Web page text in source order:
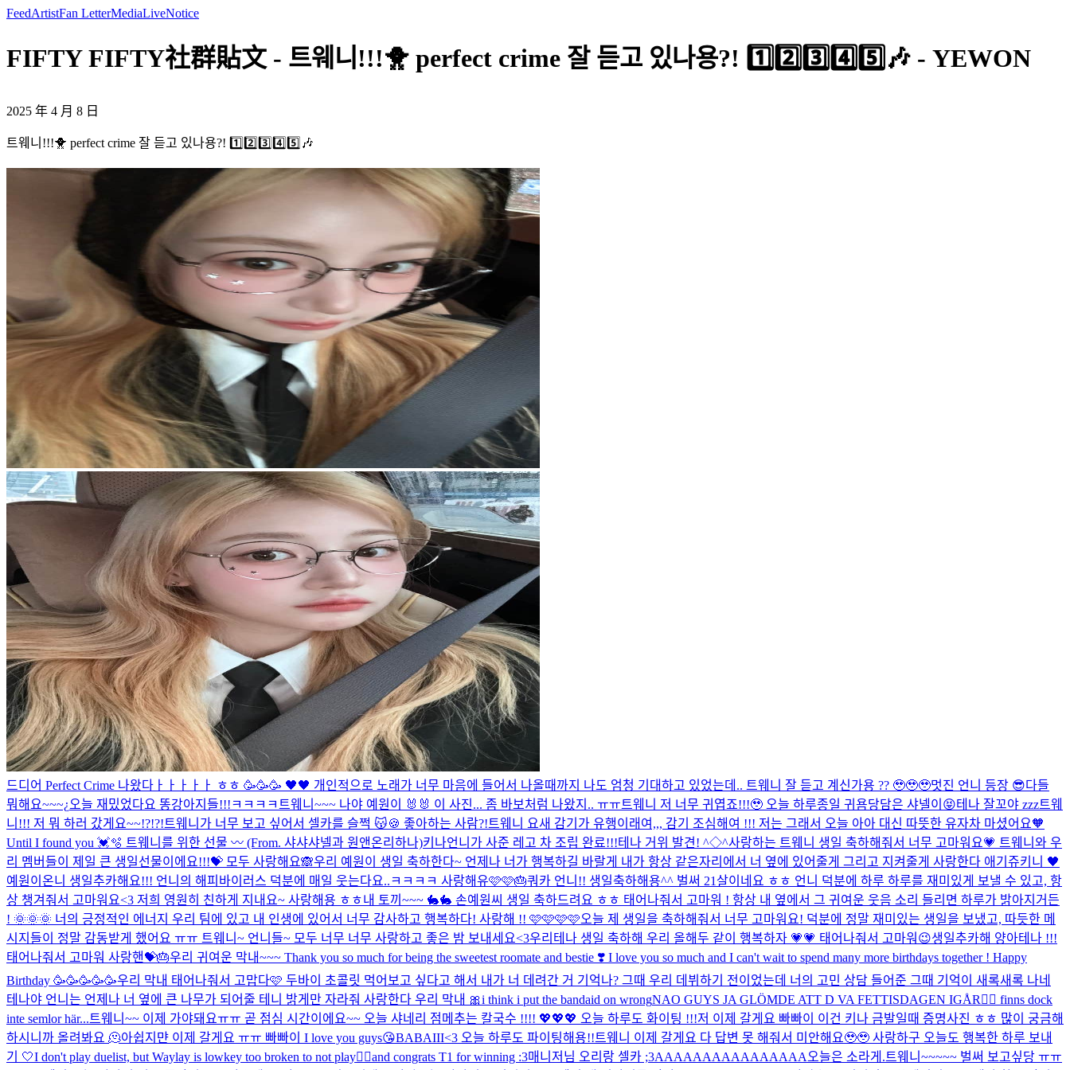
FeedArtistFan LetterMediaLiveNotice
FIFTY FIFTY社群貼文 - 트웨니!!!🐥 perfect crime 잘 듣고 있나용?! 1️⃣2️⃣3️⃣4️⃣5️⃣🎶 - YEWON
2025 年 4 月 8 日
트웨니!!!🐥 perfect crime 잘 듣고 있나용?! 1️⃣2️⃣3️⃣4️⃣5️⃣🎶
드디어 Perfect Crime 나왔다ㅏㅏㅏㅏㅏ ㅎㅎ 🥳🥳🥳 🖤🖤 개인적으로 노래가 너무 마음에 들어서 나올때까지 나도 엄청 기대하고 있었는데.. 트웨니 잘 듣고 계신가용 ?? 🥹🥹🥹멋진 언니 등장 😎다들
뭐해요~~~¿ 오늘 재밌었다요 똥강아지들!!!ㅋㅋㅋㅋ 트웨니~~~ 나야 예원이 🐰🐰 이 사진... 좀 바보처럼 나왔지.. ㅠㅠ트웨니 저 너무 귀엽죠!!!🥹 오늘 하루종일 귀욤당담은 샤넬이😝테나 잘꼬야 zzz트웨
니!!! 저 뭐 하러 갔게요~~!?!?!트웨니가 너무 보고 싶어서 셀카를 슬쩍 😽🍪 좋아하는 사람?!트웨니 요새 감기가 유행이래여,,, 감기 조심해여 !!! 저는 그래서 오늘 아아 대신 따뜻한 유자차 마셨어요🧡
Until I found you 💓🫧 트웨니를 위한 선물 〰️ (From. 샤샤샤넬과 원앤온리하나)키나언니가 사준 레고 차 조립 완료!!!테나 거위 발견! ^◇^사랑하는 트웨니 생일 축하해줘서 너무 고마워요💗 트웨니와 우
리 멤버들이 제일 큰 생일선물이에요!!!💝 모두 사랑해요🙈우리 예원이 생일 축하한다~ 언제나 너가 행복하길 바랄게 내가 항상 같은자리에서 너 옆에 있어줄게 그리고 지켜줄게 사랑한다 애기쥬키니 🖤
예원이온니 생일추카해요!!! 언니의 해피바이러스 덕분에 매일 웃는다요..ㅋㅋㅋㅋ 사랑해유🩷🩷🎂쿼카 언니!! 생일축하해용^^ 벌써 21살이네요 ㅎㅎ 언니 덕분에 하루 하루를 재미있게 보낼 수 있고, 항
상 챙겨줘서 고마워요<3 저희 영원히 친하게 지내요~ 사랑해용 ㅎㅎ내 토끼~~~ 🐇🐇 손예원씨 생일 축하드려요 ㅎㅎ 태어나줘서 고마워 ! 항상 내 옆에서 그 귀여운 웃음 소리 들리면 하루가 밝아지거든
! 🌞🌞🌞 너의 긍정적인 에너지 우리 팀에 있고 내 인생에 있어서 너무 감사하고 행복하다! 사랑해 !! 🩷🩷🩷🩷오늘 제 생일을 축하해줘서 너무 고마워요! 덕분에 정말 재미있는 생일을 보냈고, 따듯한 메
시지들이 정말 감동받게 했어요 ㅠㅠ 트웨니~ 언니들~ 모두 너무 너무 사랑하고 좋은 밤 보내세요<3우리테나 생일 축하해 우리 올해두 같이 행복하자 💗💗 태어나줘서 고마워😉생일추카해 양아테나 !!!
태어나줘서 고마워 사랑핸💝🎂우리 귀여운 막내~~~ Thank you so much for being the sweetest roomate and bestie ❣️ I love you so much and I can't wait to spend many more birthdays together ! Happy
Birthday 🥳🥳🥳🥳🥳우리 막내 태어나줘서 고맙다🩷 두바이 초콜릿 먹어보고 싶다고 해서 내가 너 데려간 거 기억나? 그때 우리 데뷔하기 전이었는데 너의 고민 상담 들어준 그때 기억이 새록새록 나네
테나야 언니는 언제나 너 옆에 큰 나무가 되어줄 테니 밝게만 자라줘 사랑한다 우리 막내 🎀i think i put the bandaid on wrongNAO GUYS JA GLÖMDE ATT D VA FETTISDAGEN IGÅR🧍‍♀️ finns dock
inte semlor här...트웨니~~ 이제 가야돼요ㅠㅠ 곧 점심 시간이에요~~ 오늘 샤네리 점메추는 칼국수 !!!! 💖💖💖 오늘 하루도 화이팅 !!!저 이제 갈게요 빠빠이 이건 키나 금발일때 증명사진 ㅎㅎ 많이 궁금해
하시니까 올려봐요 🫠아쉽지먄 이제 갈게요 ㅠㅠ 빠빠이 I love you guys😘BABAIII<3 오늘 하루도 파이팅해용!!트웨니 이제 갈게요 다 답변 못 해줘서 미안해요🥹🥹 사랑하구 오늘도 행복한 하루 보내
기 🤍I don't play duelist, but Waylay is lowkey too broken to not play🧍‍♀️and congrats T1 for winning :3매니저님 오리랑 셀카 ;3AAAAAAAAAAAAAAAA 오늘은 소라게.트웨니~~~~~ 벌써 보고싶당 ㅠㅠ